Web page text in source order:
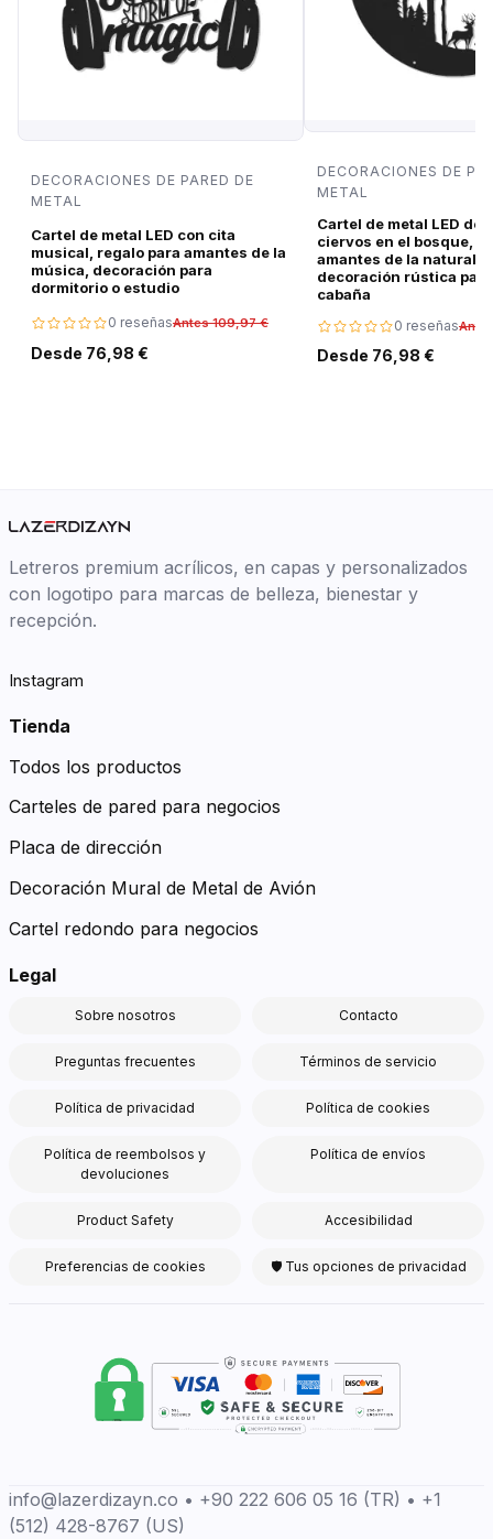
DECORACIONES DE PARED DE
METAL
Cartel de metal LED con cita
musical, regalo para amantes de la
música, decoración para
dormitorio o estudio
0 reseñasAntes 109,97 €
Desde 76,98 €
DECORACIONES DE
METAL
Cartel de metal LED de
ciervos en el bosque,
amantes de la
decoración rústica
cabaña
0 reseñas
Desde 76,98 €
Letreros premium acrílicos, en capas y personalizados
con logotipo para marcas de belleza, bienestar y
recepción.
Instagram
Tienda
Todos los productos
Carteles de pared para negocios
Placa de dirección
Decoración Mural de Metal de Avión
Cartel redondo para negocios
Legal
Sobre nosotros Contacto
Preguntas frecuentes Términos de servicio
Política de privacidad Política de cookies
Política de reembolsos y
devoluciones
Política de envíos
Product Safety Accesibilidad
Preferencias de cookies 🛡 Tus opciones de privacidad
info@lazerdizayn.co • +90 222 606 05 16 (TR) • +1
(512) 428-8767 (US)